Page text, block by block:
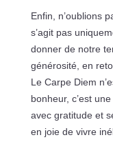
Enfin, n’oublions
s’agit pas
donner de notre
générosité, en
Le Carpe Diem
bonheur, c’est
avec gratitude et
en joie de vivre